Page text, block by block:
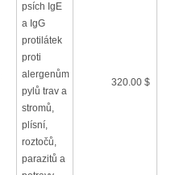
psích IgE
a IgG
protilátek
proti
alergenům
pylů trav a
stromů,
plísní,
roztočů,
parazitů a
320.00 $